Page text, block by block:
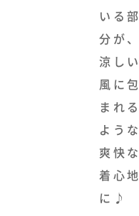
いる部
分が、
涼しい
風に包
まれる
ような
爽快な
着心地
に♪